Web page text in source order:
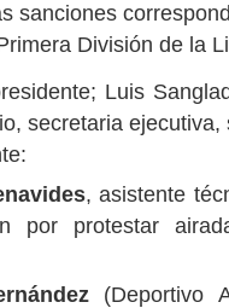
sanciones
División de la
Luis
secretaria
, asistente
por protestar
(Deportivo